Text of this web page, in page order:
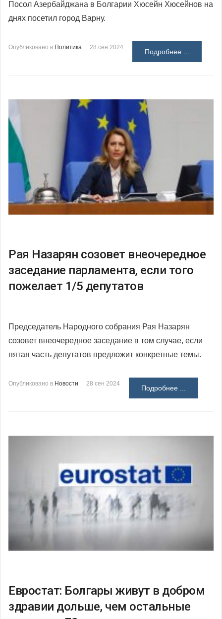
Посол Азербайджана в Болгарии Хюсейн Хюсейнов на
днях посетил город Варну.
Опубликовано в Политика 28 сен 2024
Подробнее ...
Рая Назарян созовет внеочередное
заседание парламента, если того
пожелает 1/5 депутатов
Председатель Народного собрания Рая Назарян
созовет внеочередное заседание в том случае, если
пятая часть депутатов предложит конкретные темы.
Опубликовано в Новости 28 сен 2024
Подробнее ...
Евростат: Болгары живут в добром
здравии дольше, чем остальные